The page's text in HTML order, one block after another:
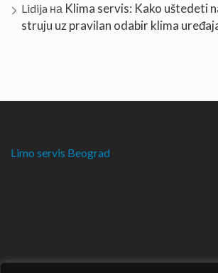
Lidija на Klima servis: Kako uštedeti
struju uz pravilan odabir klima
Limo servis Beograd